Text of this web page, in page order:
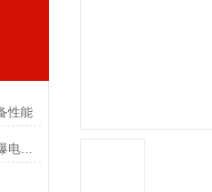
性能
破解易燃易爆场景隐患：氮气防爆电磁阀的安全适配优化方案